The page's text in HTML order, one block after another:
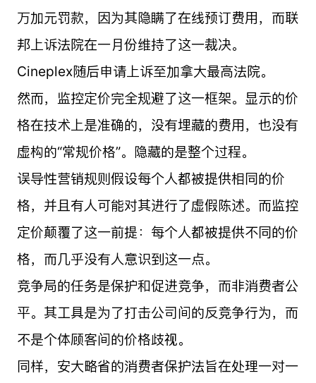
万加元罚款，因为其隐瞒了在线预订费用，而联
邦上诉法院在一月份维持了这一裁决。
Cineplex随后申请上诉至加拿大最高法院。
然而，监控定价完全规避了这一框架。显示的价
格在技术上是准确的，没有埋藏的费用，也没有
虚构的“常规价格”。隐藏的是整个过程。
误导性营销规则假设每个人都被提供相同的价
格，并且有人可能对其进行了虚假陈述。而监控
定价颠覆了这一前提：每个人都被提供不同的价
格，而几乎没有人意识到这一点。
竞争局的任务是保护和促进竞争，而非消费者公
平。其工具是为了打击公司间的反竞争行为，而
不是个体顾客间的价格歧视。
同样，安大略省的消费者保护法旨在处理一对一